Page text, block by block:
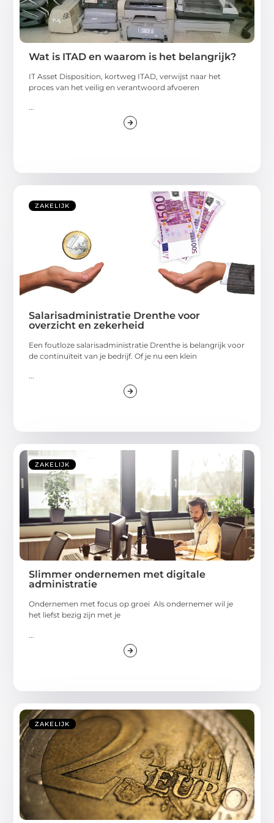
Wat is ITAD en waarom is het belangrijk?
IT Asset Disposition, kortweg ITAD, verwijst naar het
proces van het veilig en verantwoord afvoeren
ZAKELIJK
Salarisadministratie Drenthe voor
overzicht en zekerheid
Een foutloze salarisadministratie Drenthe is belangrijk voor
de continuïteit van je bedrijf. Of je nu een klein
...
ZAKELIJK
Slimmer ondernemen met digitale
administratie
Ondernemen met focus op groei Als ondernemer wil je
het liefst bezig zijn met je
ZAKELIJK